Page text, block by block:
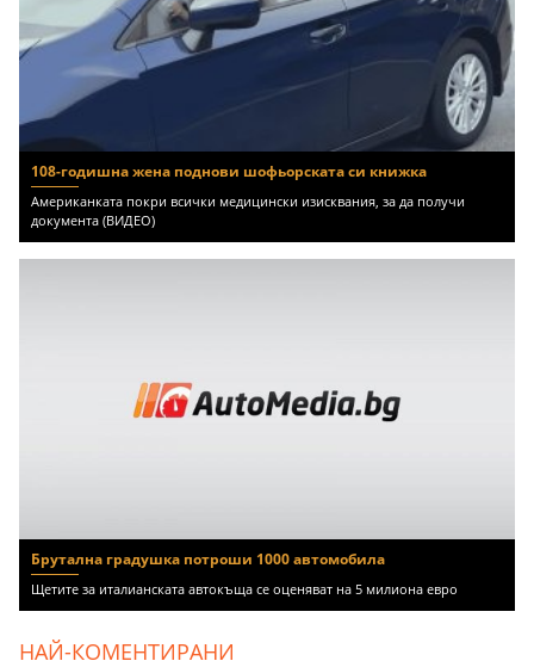
108-годишна жена поднови шофьорската си книжка
Американката покри всички медицински изисквания, за да получи
документа (ВИДЕО)
Брутална градушка потроши 1000 автомобила
Щетите за италианската автокъща се оценяват на 5 милиона евро
НАЙ-КОМЕНТИРАНИ